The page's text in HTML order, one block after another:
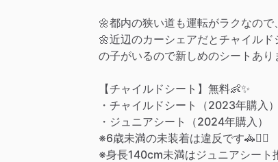
🌼都内の狭い道も運転がラクなの
🌼近辺のカーシェアだとチャイル
の子がいるので新しめのシートあり
【チャイルドシート】無料👶✨
・チャイルドシート（2023年購入）
・ジュニアシート（2024年購入）
※6歳未満の未装着は違反です🚓👮‍♂️
※身長140cm未満はジュニアシート